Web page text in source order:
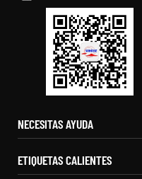
NECESITAS AYUDA
ETIQUETAS CALIENTES